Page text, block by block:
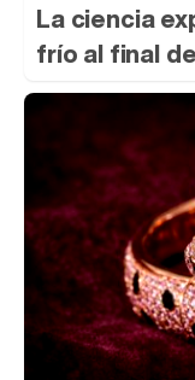
La ciencia
frío al final